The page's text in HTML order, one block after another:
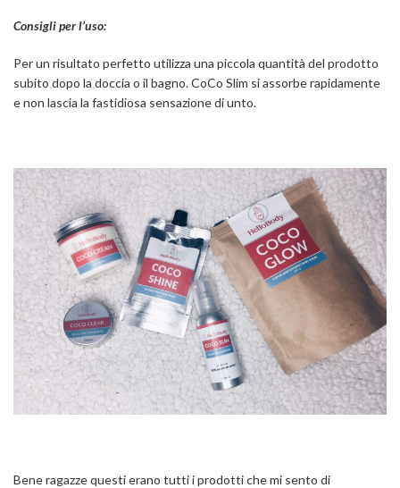
Consigli per l’uso:
Per un risultato perfetto utilizza una piccola quantità del prodotto
subito dopo la doccia o il bagno. CoCo Slim si assorbe rapidamente
e non lascia la fastidiosa sensazione di unto.
Bene ragazze questi erano tutti i prodotti che mi sento di